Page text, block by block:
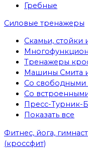
Гребные
Cиловые тренажеры
Скамьи, стойки
Тренажеры
Машины Смита
Со свободными
Со
Пресс-Турник-
Показать все
Фитнес, йога,
(кроссфит)